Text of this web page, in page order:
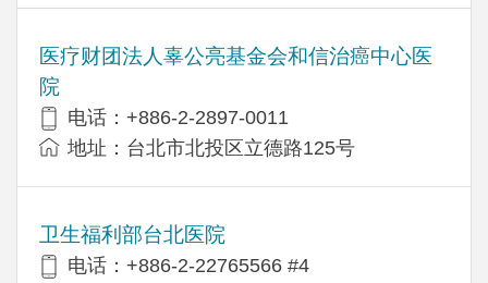
医疗财团法人辜公亮基金会和信治癌中心医
院
电话：+886-2-2897-0011
地址：台北市北投区立德路125号
卫生福利部台北医院
电话：+886-2-22765566 #4